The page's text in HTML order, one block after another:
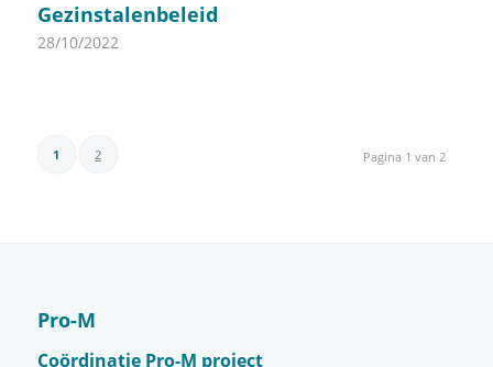
Gezinstalenbeleid
28/10/2022
Pagina 1 van 2
1 2
Pro-M
Coördinatie Pro-M project